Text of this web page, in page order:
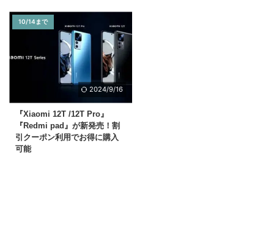
10/14まで
2024/9/16
『Xiaomi 12T /12T Pro』
『Redmi pad』が新発売！割
引クーポン利用でお得に購入
可能